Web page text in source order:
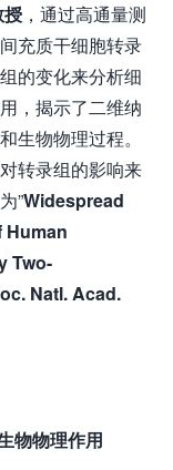
，通过高通量测
充质干细胞转录
的变化来分析细
，揭示了二维纳
生物物理过程。
转录组的影响来
”Widespread
Human
Two-
Natl. Acad.
物物理作用